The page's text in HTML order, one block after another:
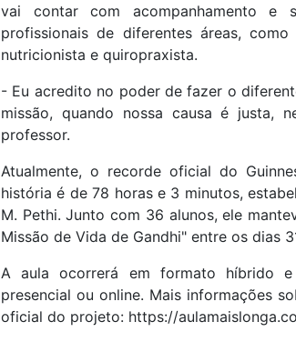
vai contar com acompanhamento e
profissionais de diferentes áreas,
nutricionista e quiropraxista.
- Eu acredito no poder de fazer o
missão, quando nossa causa é
professor.
Atualmente, o recorde oficial do
história é de 78 horas e 3 minutos,
M. Pethi. Junto com 36 alunos, ele
Missão de Vida de Gandhi" entre os dias
A aula ocorrerá em formato híbrido
presencial ou online. Mais informações
oficial do projeto: https://